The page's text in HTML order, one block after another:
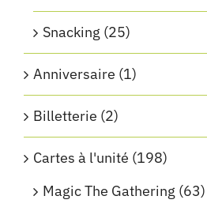
Snacking (25)
Anniversaire (1)
Billetterie (2)
Cartes à l'unité (198)
Magic The Gathering (63)